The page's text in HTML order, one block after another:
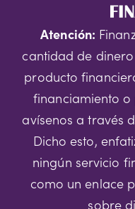
Atención:
cantidad de
producto
financiamiento o
avísenos a través
Dicho esto,
ningún servicio
como un enlace
sobre